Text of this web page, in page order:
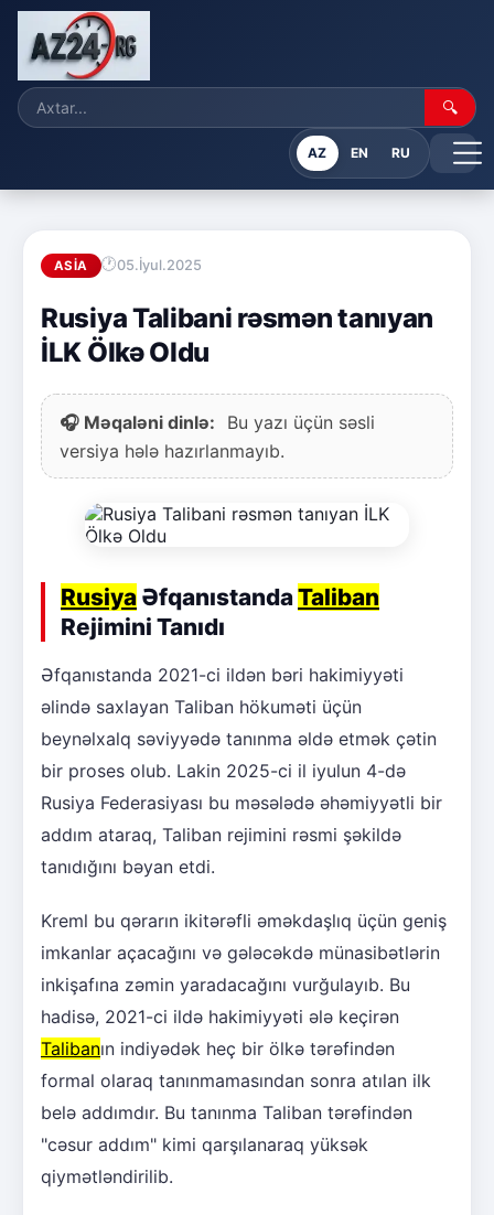
🔍
AZ EN RU
ASIA 05.İyul.2025
Rusiya Talibani rəsmən tanıyan
İLK Ölkə Oldu
🎧 Məqaləni dinlə:
Bu yazı üçün səsli
versiya hələ hazırlanmayıb.
Rusiya ƏfqanıstandaTaliban
Rejimini Tanıdı
Əfqanıstanda 2021-ci ildən bəri hakimiyyəti
əlində saxlayan Taliban hökuməti üçün
beynəlxalq səviyyədə tanınma əldə etmək çətin
bir proses olub. Lakin 2025-ci il iyulun 4-də
Rusiya Federasiyası bu məsələdə əhəmiyyətli bir
addım ataraq, Taliban rejimini rəsmi şəkildə
tanıdığını bəyan etdi.
Kreml bu qərarın ikitərəfli əməkdaşlıq üçün geniş
imkanlar açacağını və gələcəkdə münasibətlərin
inkişafına zəmin yaradacağını vurğulayıb. Bu
hadisə, 2021-ci ildə hakimiyyəti ələ keçirən
Talibanın indiyədək heç bir ölkə tərəfindən
formal olaraq tanınmamasından sonra atılan ilk
belə addımdır. Bu tanınma Taliban tərəfindən
"cəsur addım" kimi qarşılanaraq yüksək
qiymətləndirilib.